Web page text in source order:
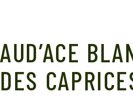
AUD’ACE
DES